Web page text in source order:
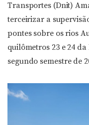
Transportes (Dnit)
terceirizar a
pontes sobre os rios
quilômetros 23 e 24
segundo semestre de